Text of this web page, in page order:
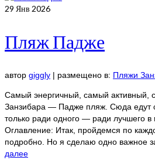
29 Янв 2026
Пляж Падже
автор giggly | размещено в: Пляжи
Самый энергичный, самый
Занзибара — Падже пляж. Сюда едут
только ради одного — ради лучшего в
Оглавление: Итак, пройдемся по
подробно. Но я сделаю одно важное
далее